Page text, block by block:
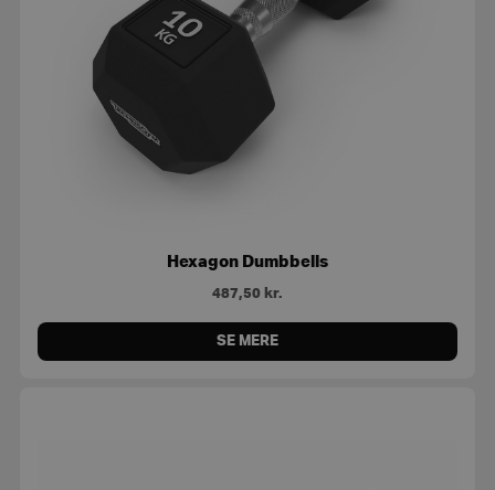
Hexagon Dumbbells
487,50 kr.
SE MERE